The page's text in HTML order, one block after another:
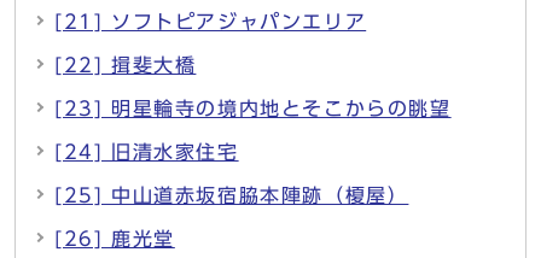
[21] ソフトピアジャパンエリア
[22] 揖斐大橋
[23] 明星輪寺の境内地とそこからの眺望
[24] 旧清水家住宅
[25] 中山道赤坂宿脇本陣跡（榎屋）
[26] 鹿光堂